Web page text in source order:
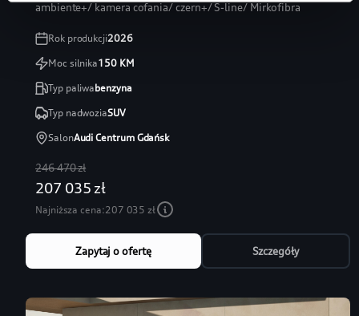
ambiente+/ kamera cofania/ czern+/ S-line/ Mirkofibra
Rok produkcji2026
Moc silnika150KM
Typ paliwabenzyna
Typ nadwoziaSUV
SalonAudi Centrum Gdańsk
246 470 zł
207 035 zł
Najniższa cena:207 035 zł
Zapytaj o ofertę Szczegóły